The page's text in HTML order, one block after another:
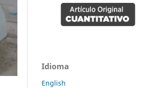
Idioma
English